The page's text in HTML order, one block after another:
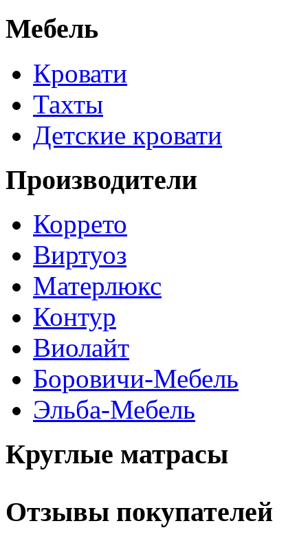
Мебель
Кровати
Тахты
Детские кровати
Производители
Коррето
Виртуоз
Матерлюкс
Контур
Виолайт
Боровичи-Мебель
Эльба-Мебель
Круглые матрасы
Отзывы покупателей